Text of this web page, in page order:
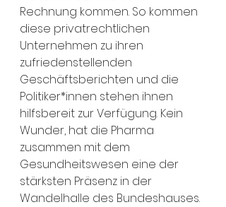
Rechnung kommen. So kommen
diese privatrechtlichen
Unternehmen zu ihren
zufriedenstellenden
Geschäftsberichten und die
Politiker*innen stehen ihnen
hilfsbereit zur Verfügung. Kein
Wunder, hat die Pharma
zusammen mit dem
Gesundheitswesen eine der
stärksten Präsenz in der
Wandelhalle des Bundeshauses.